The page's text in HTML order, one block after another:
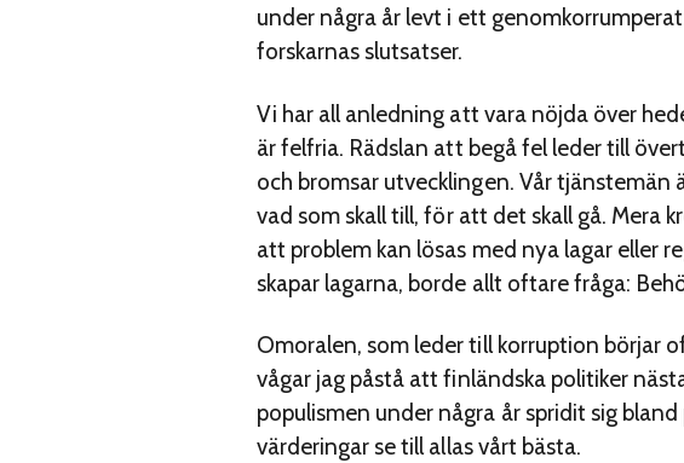
under några år levt i ett
forskarnas slutsatser.
Vi har all anledning att vara nöjda över
är felfria. Rädslan att begå fel leder till
och bromsar utvecklingen. Vår tjänstemän
vad som skall till, för att det skall gå. Mera
att problem kan lösas med nya lagar eller
skapar lagarna, borde allt oftare fråga:
Omoralen, som leder till korruption börjar
vågar jag påstå att finländska politiker
populismen under några år spridit sig
värderingar se till allas vårt bästa.